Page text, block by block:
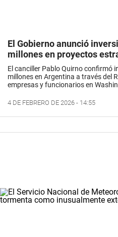
El Gobierno anunció
millones en proyectos
El canciller Pablo Quirno confirmó
millones en Argentina a través del
empresas y funcionarios en
4 DE FEBRERO DE 2026 - 14:55